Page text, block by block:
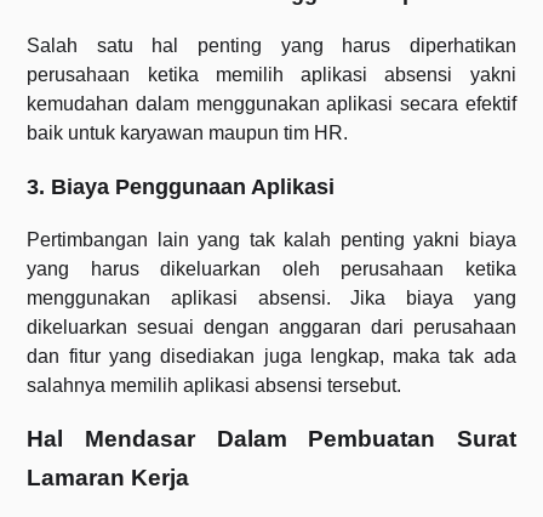
Salah satu hal penting yang harus diperhatikan
perusahaan ketika memilih aplikasi absensi yakni
kemudahan dalam menggunakan aplikasi secara efektif
baik untuk karyawan maupun tim HR.
3. Biaya Penggunaan Aplikasi
Pertimbangan lain yang tak kalah penting yakni biaya
yang harus dikeluarkan oleh perusahaan ketika
menggunakan aplikasi absensi. Jika biaya yang
dikeluarkan sesuai dengan anggaran dari perusahaan
dan fitur yang disediakan juga lengkap, maka tak ada
salahnya memilih aplikasi absensi tersebut.
Hal Mendasar Dalam Pembuatan Surat
Lamaran Kerja